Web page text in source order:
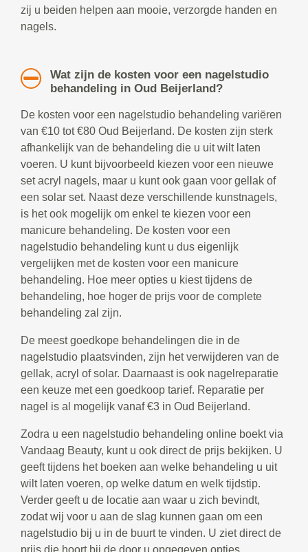
zij u beiden helpen aan mooie, verzorgde handen en
nagels.
Wat zijn de kosten voor een nagelstudio
behandeling in Oud Beijerland?
De kosten voor een nagelstudio behandeling variëren
van €10 tot €80 Oud Beijerland. De kosten zijn sterk
afhankelijk van de behandeling die u uit wilt laten
voeren. U kunt bijvoorbeeld kiezen voor een nieuwe
set acryl nagels, maar u kunt ook gaan voor gellak of
een solar set. Naast deze verschillende kunstnagels,
is het ook mogelijk om enkel te kiezen voor een
manicure behandeling. De kosten voor een
nagelstudio behandeling kunt u dus eigenlijk
vergelijken met de kosten voor een manicure
behandeling. Hoe meer opties u kiest tijdens de
behandeling, hoe hoger de prijs voor de complete
behandeling zal zijn.
De meest goedkope behandelingen die in de
nagelstudio plaatsvinden, zijn het verwijderen van de
gellak, acryl of solar. Daarnaast is ook nagelreparatie
een keuze met een goedkoop tarief. Reparatie per
nagel is al mogelijk vanaf €3 in Oud Beijerland.
Zodra u een nagelstudio behandeling online boekt via
Vandaag Beauty, kunt u ook direct de prijs bekijken. U
geeft tijdens het boeken aan welke behandeling u uit
wilt laten voeren, op welke datum en welk tijdstip.
Verder geeft u de locatie aan waar u zich bevindt,
zodat wij voor u aan de slag kunnen gaan om een
nagelstudio bij u in de buurt te vinden. U ziet direct de
prijs die hoort bij de door u opgegeven opties.